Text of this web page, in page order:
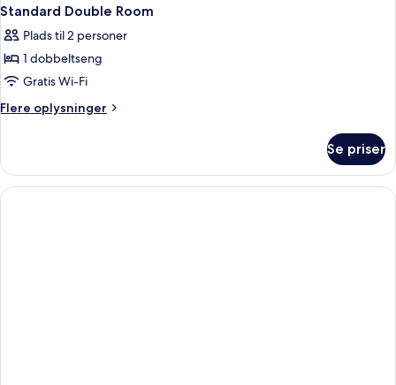
Standard Double Room
Plads til 2 personer
1 dobbeltseng
Gratis Wi-Fi
Flere oplysninger
Flere
Double
Room
Se priser